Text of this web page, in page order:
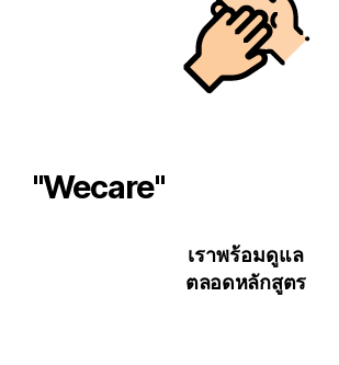
"Wecare"
เราพร้อมดูแล
ตลอดหลักสูตร